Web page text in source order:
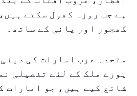
ہے جب روزہ کھول سکتے
کھجور اور پانی کے ساتھ۔
متحدہ عرب امارات کی
پورے ملک کے لئے تفصیلی
شائع کیے ہیں، جو امارات